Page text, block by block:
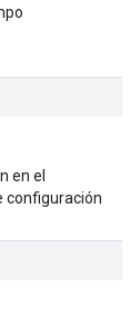
en el
configuración